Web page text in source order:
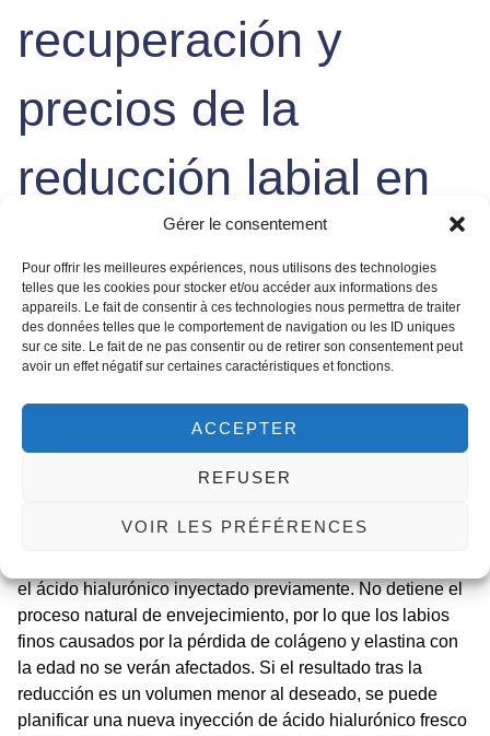
Gérer le consentement
Pour offrir les meilleures expériences, nous utilisons des technologies
telles que les cookies pour stocker et/ou accéder aux informations des
appareils. Le fait de consentir à ces technologies nous permettra de traiter
des données telles que le comportement de navigation ou les ID uniques
sur ce site. Le fait de ne pas consentir ou de retirer son consentement peut
avoir un effet négatif sur certaines caractéristiques et fonctions.
ACCEPTER
REFUSER
VOIR LES PRÉFÉRENCES
recuperación y
precios de la
reducción labial en
Los resultados de este tratamiento son altamente
satisfactorios, devolviendo a los labios unperfil labial
natural y equilibrado. La principal ventaja es la corrección
sus actividades sociales y laborales normales al día
intensos durante las primeras 48 horas.
el ácido hialurónico inyectado previamente. No detiene el
proceso natural de envejecimiento, por lo que los labios
finos causados por la pérdida de colágeno y elastina con
la edad no se verán afectados. Si el resultado tras la
reducción es un volumen menor al deseado, se puede
planificar una nueva inyección de ácido hialurónico fresco